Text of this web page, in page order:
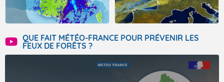
QUE FAIT MÉTÉO-FRANCE POUR PRÉVENIR LES
FEUX DE FORÊTS ?